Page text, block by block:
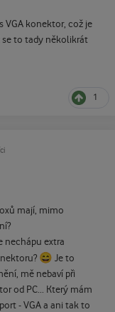
VGA konektor, což je
se to tady několikrát
1
mají, mimo
nechápu extra
😄 Je to
mě nebaví při
od PC... Který mám
- VGA a ani tak to